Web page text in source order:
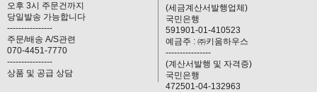
오후 3시 주문건까지
당일발송 가능합니다
----------------
주문/배송 A/S관련
070-4451-7770
----------------
상품 및 공급 상담
(세금계산서발행업체)
국민은행
591901-01-410523
예금주 : ㈜키움하우스
----------------
(계산서발행 및 자격증)
국민은행
472501-04-132963